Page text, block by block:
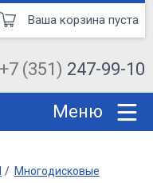
+7 (351) 247-99-10
Ваша корзина пуста
Меню
Многодисковые